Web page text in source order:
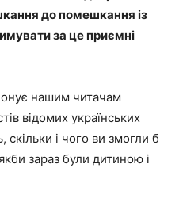
до помешкання із
за це приємні
нашим читачам
відомих українських
скільки і чого ви змогли б
зараз були дитиною і